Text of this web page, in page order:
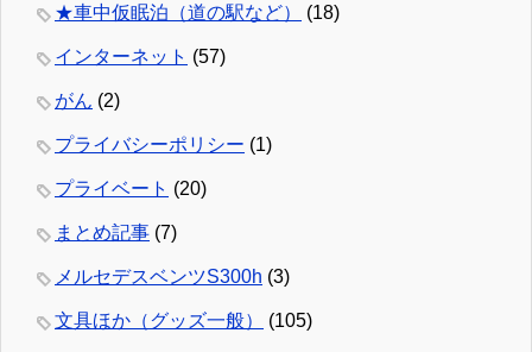
★車中仮眠泊（道の駅など） (18)
インターネット (57)
がん (2)
プライバシーポリシー (1)
プライベート (20)
まとめ記事 (7)
メルセデスベンツS300h (3)
文具ほか（グッズ一般） (105)